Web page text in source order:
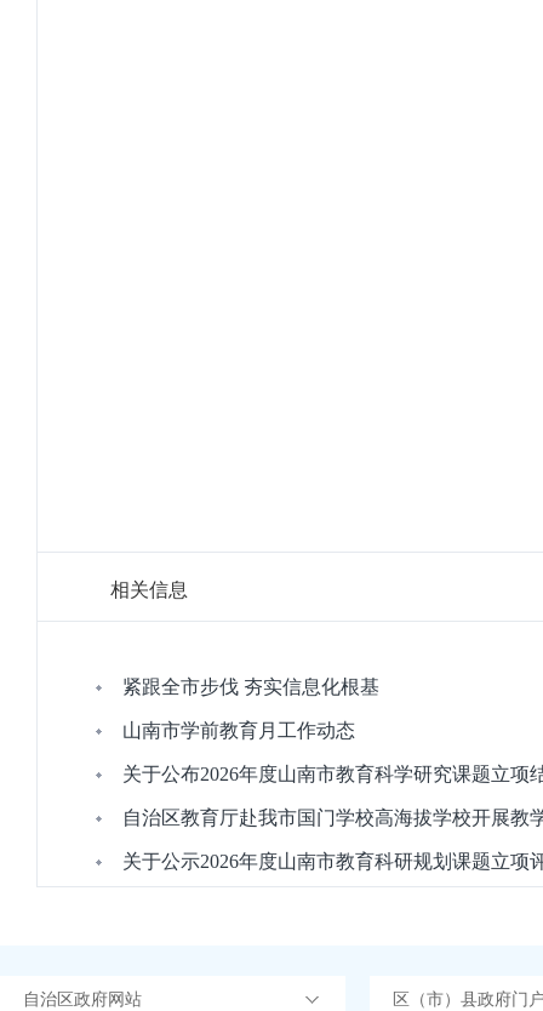
相关信息
紧跟全市步伐 夯实信息化根基
山南市学前教育月工作动态
关于公布2026年度山南市教育科学研究课题立项
自治区教育厅赴我市国门学校高海拔学校开展教
关于公示2026年度山南市教育科研规划课题立项
自治区政府网站 区（市）县政府门